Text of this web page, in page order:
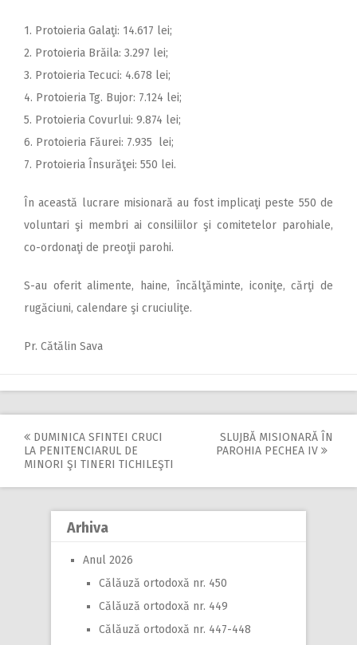
1. Protoieria Galaţi: 14.617 lei;
2. Protoieria Brăila: 3.297 lei;
3. Protoieria Tecuci: 4.678 lei;
4. Protoieria Tg. Bujor: 7.124 lei;
5. Protoieria Covurlui: 9.874 lei;
6. Protoieria Făurei: 7.935 lei;
7. Protoieria Însurăţei: 550 lei.
În această lucrare misionară au fost implicaţi peste 550 de
voluntari şi membri ai consiliilor şi comitetelor parohiale,
co-ordonaţi de preoţii parohi.
S-au oferit alimente, haine, încălţăminte, iconiţe, cărţi de
rugăciuni, calendare şi cruciuliţe.
Pr. Cătălin Sava
Post
navigation
DUMINICA SFINTEI CRUCI
LA PENITENCIARUL DE
MINORI ŞI TINERI TICHILEŞTI
SLUJBĂ MISIONARĂ ÎN
PAROHIA PECHEA IV
Arhiva
Anul 2026
Călăuză ortodoxă nr. 450
Călăuză ortodoxă nr. 449
Călăuză ortodoxă nr. 447-448